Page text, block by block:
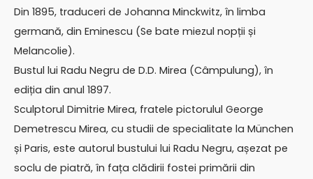
Din 1895, traduceri de Johanna Minckwitz, în limba
germană, din Eminescu (Se bate miezul nopții și
Melancolie).
Bustul lui Radu Negru de D.D. Mirea (Câmpulung), în
ediția din anul 1897.
Sculptorul Dimitrie Mirea, fratele pictorulul George
Demetrescu Mirea, cu studii de specialitate la München
și Paris, este autorul bustului lui Radu Negru, așezat pe
soclu de piatră, în fața clădirii fostei primării din